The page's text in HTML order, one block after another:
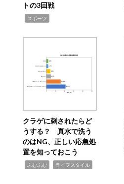
トの3回戦
スポーツ
クラゲに刺されたらど
うする？ 真水で洗う
のはNG、正しい応急処
置を知っておこう
ふむふむ ライフスタイル